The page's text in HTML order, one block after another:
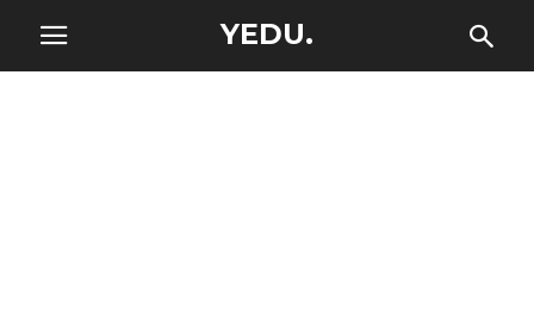
YEDU.